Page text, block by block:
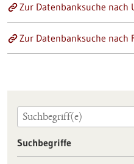
Zur Datenbanksuche nach
Zur Datenbanksuche
Suchbegriffe